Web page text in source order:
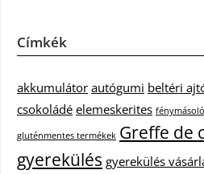
Címkék
akkumulátor autógumi beltéri
csokoládé elemeskerites
gluténmentes termékek Greffe de
gyerekülés gyerekülés